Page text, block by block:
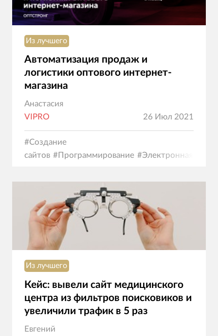
Из лучшего
Автоматизация продаж и
логистики оптового интернет-
магазина
Анастасия
VIPRO
26 Июл 2021
#Создание
сайтов #Программирование #Электронная
Из лучшего
Кейс: вывели сайт медицинского
центра из фильтров поисковиков и
увеличили трафик в 5 раз
Евгений